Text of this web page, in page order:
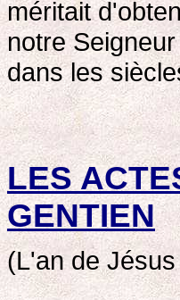
méritait
notre
dans les
LES
GENTIEN
(L'an de